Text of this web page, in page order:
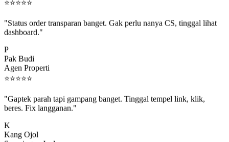
dashboard."
Pak Budi
Agen Properti
⭐⭐⭐⭐⭐
beres. Fix langganan."
Kang Ojol
Sampingan Jualan